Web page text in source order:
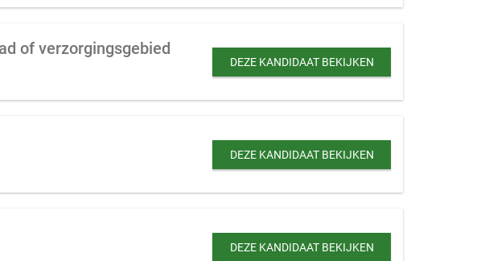
of verzorgingsgebied
DEZE KANDIDAAT BEKIJKEN
DEZE KANDIDAAT BEKIJKEN
DEZE KANDIDAAT BEKIJKEN